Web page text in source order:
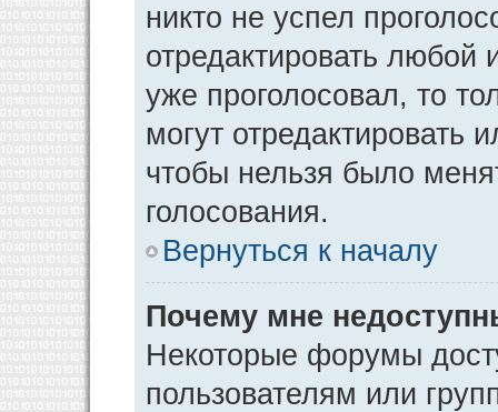
никто не успел
отредактировать любой
уже проголосовал, то
могут отредактировать
чтобы нельзя было
голосования.
Вернуться к началу
Почему мне
Некоторые форумы
пользователям или